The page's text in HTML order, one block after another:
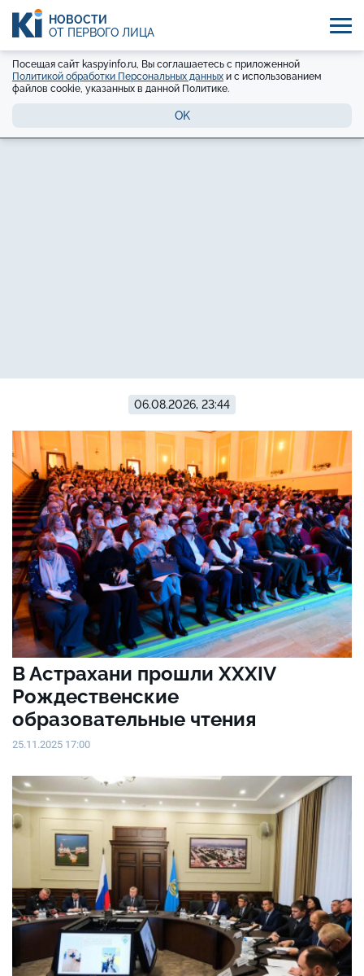
НОВОСТИ
ОТ ПЕРВОГО ЛИЦА
Посещая сайт kaspyinfo.ru, Вы соглашаетесь с приложенной
Политикой обработки Персональных данных и с использованием
файлов cookie, указанных в данной Политике.
OK
06.08.2026, 23:44
В Астрахани прошли XXXIV
Рождественские
образовательные чтения
25.11.2025 17:00